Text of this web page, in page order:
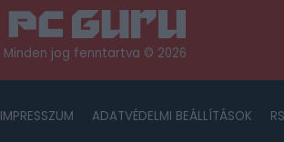
Minden jog fenntartva © 2026
IMPRESSZUM ADATVÉDELMI BEÁLLÍTÁSOK